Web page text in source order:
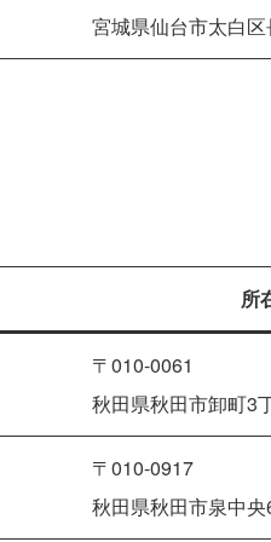
宮城県仙台市太白
所
〒010-0061
秋田県秋田市卸町3
〒010-0917
秋田県秋田市泉中央